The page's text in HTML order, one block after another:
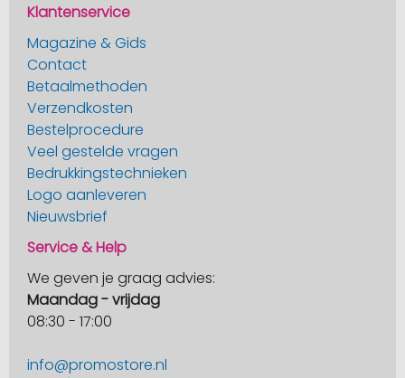
Klantenservice
Magazine & Gids
Contact
Betaalmethoden
Verzendkosten
Bestelprocedure
Veel gestelde vragen
Bedrukkingstechnieken
Logo aanleveren
Nieuwsbrief
Service & Help
We geven je graag advies:
Maandag - vrijdag
08:30 - 17:00
info@promostore.nl